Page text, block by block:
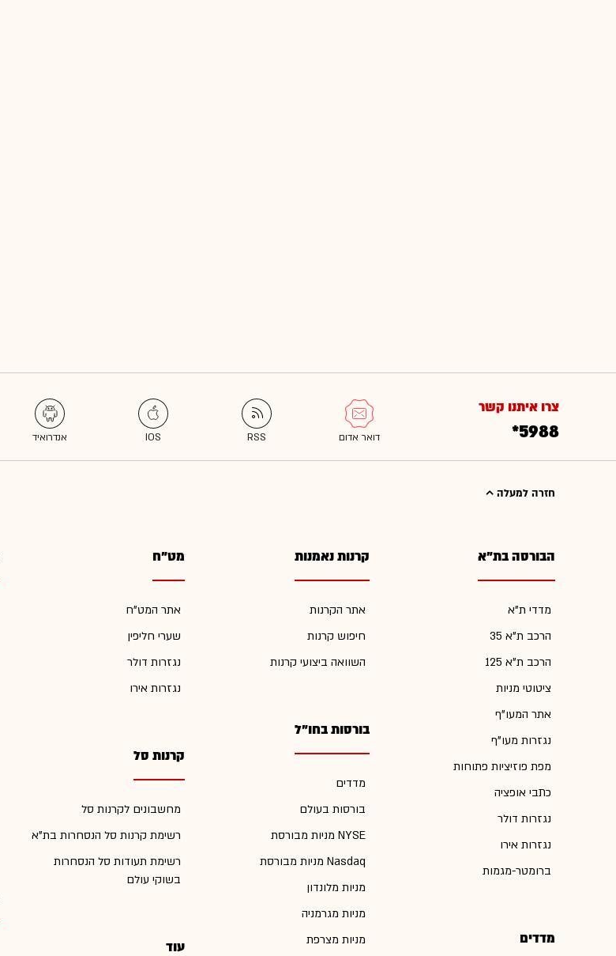
צרו איתנו קשר
*5988
חזרה למעלה
הבורסה בת"א
מדדי ת"א
הרכב ת"א 35
הרכב ת"א 125
ציטוטי מניות
אתר המעו"ף
נגזרות מעו"ף
מפת פוזיציות פתוחות
כתבי אופציה
נגזרות דולר
נגזרות אירו
ברומטר-מגמות
מדדים
קרנות נאמנות
אתר הקרנות
חיפוש קרנות
השוואה ביצועי קרנות
בורסות בחו"ל
מדדים
בורסות בעולם
מניות מבורסת NYSE
מניות מבורסת Nasdaq
מניות מלונדון
מניות מגרמניה
מניות מצרפת
מט"ח
אתר המט"ח
שערי חליפין
נגזרות דולר
נגזרות אירו
קרנות סל
מחשבונים לקרנות סל
רשימת קרנות סל הנסחרות בת"א
רשימת תעודות סל הנסחרות
בשוקי עולם
עוד